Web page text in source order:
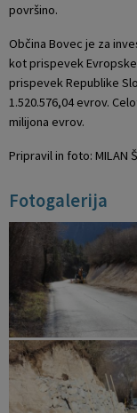
površino.
Občina Bovec je za
kot prispevek
prispevek Republike
1.520.576,04 evrov.
milijona evrov.
Pripravil in foto: MILAN
Fotogalerija